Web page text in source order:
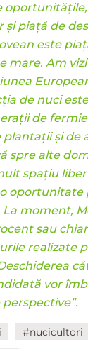
piață de
este
mare. Am
de nuci
de
și de
spre alte
spațiu
oportunitate
moment,
sau
realizate
vor
#nucicultori